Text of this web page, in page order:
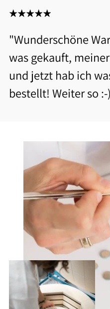
"Wunderschöne
was gekauft,
und jetzt hab ich
bestellt! Weiter so :-